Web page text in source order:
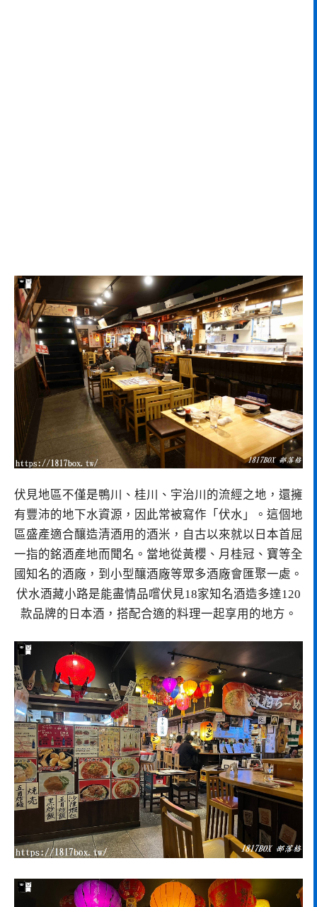
伏見地區不僅是鴨川、桂川、宇治川的流經之地，還擁
有豐沛的地下水資源，因此常被寫作「伏水」。這個地
區盛產適合釀造清酒用的酒米，自古以來就以日本首屈
一指的銘酒產地而聞名。當地從黃櫻、月桂冠、寶等全
國知名的酒廠，到小型釀酒廠等眾多酒廠會匯聚一處。
伏水酒藏小路是能盡情品嚐伏見18家知名酒造多達120
款品牌的日本酒，搭配合適的料理一起享用的地方。